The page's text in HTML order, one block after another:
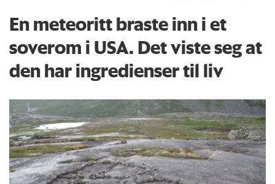
En meteoritt braste inn i et
soverom i USA. Det viste seg at
den har ingredienser til liv